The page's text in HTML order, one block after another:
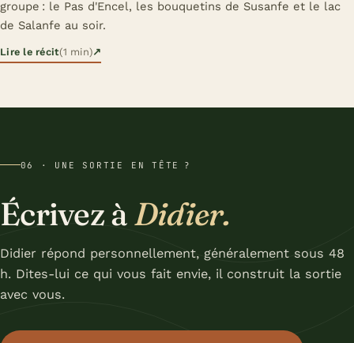
groupe : le Pas d'Encel, les bouquetins de Susanfe et le lac
de Salanfe au soir.
Lire le récit(1 min)↗
06 · UNE SORTIE EN TÊTE ?
Écrivez àDidier.
Didier répond personnellement, généralement sous 48
h. Dites-lui ce qui vous fait envie, il construit la sortie
avec vous.